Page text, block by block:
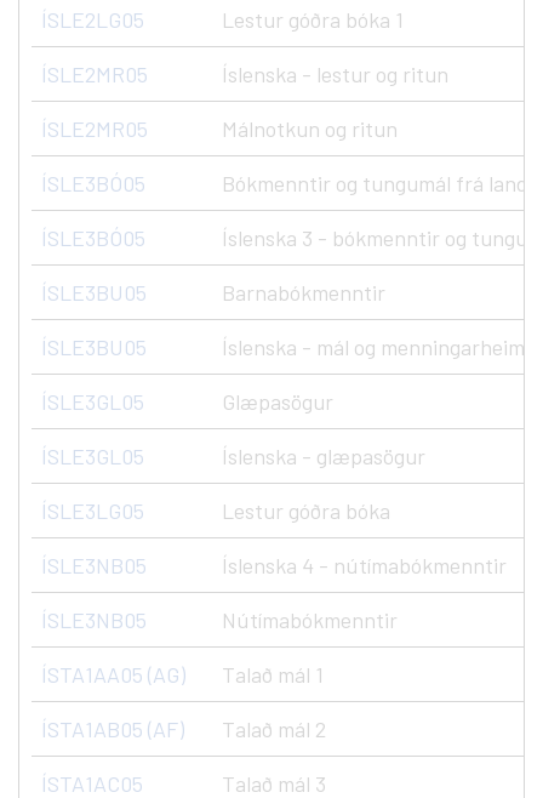
ÍSLE2LG05 Lestur góðra bóka 1
ÍSLE2MR05 Íslenska - lestur og ritun
ÍSLE2MR05 Málnotkun og ritun
ÍSLE3BÓ05 Bókmenntir og tungumál frá
ÍSLE3BÓ05 Íslenska 3 - bókmenntir og
ÍSLE3BU05 Barnabókmenntir
ÍSLE3BU05 Íslenska - mál og
ÍSLE3GL05 Glæpasögur
ÍSLE3GL05 Íslenska - glæpasögur
ÍSLE3LG05 Lestur góðra bóka
ÍSLE3NB05 Íslenska 4 - nútímabókmenntir
ÍSLE3NB05 Nútímabókmenntir
ÍSTA1AA05 (AG) Talað mál 1
ÍSTA1AB05 (AF) Talað mál 2
ÍSTA1AC05 Talað mál 3